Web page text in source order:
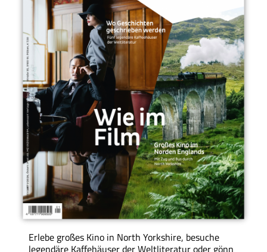
Erlebe großes Kino in North Yorkshire, besuche
legendäre Kaffehäuser der Weltliteratur oder gönn